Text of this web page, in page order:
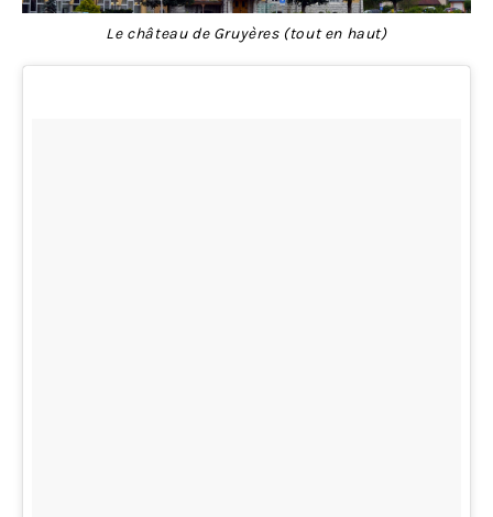
Le château de Gruyères (tout en haut)